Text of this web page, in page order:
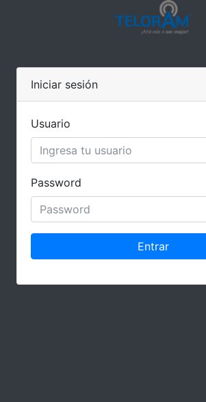
Iniciar sesión
Usuario
Password
Entrar